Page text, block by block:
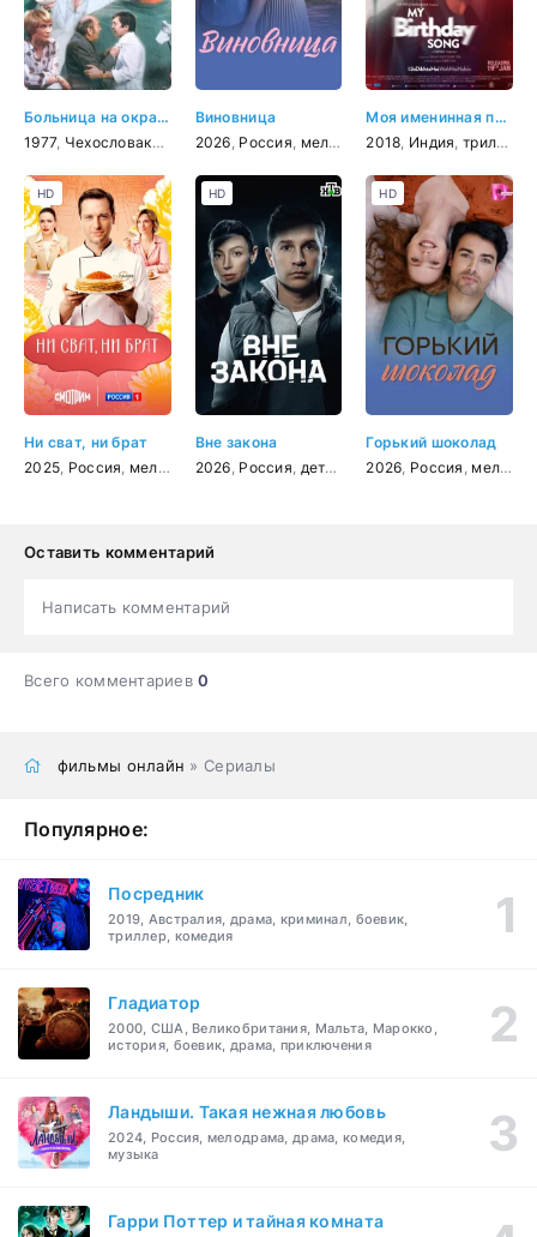
Больница на окраине города
1977, Чехословакия драма
Виновница
2026 Россия мелодрама
Моя именинная песнь
2018 Индия триллер
Ни сват, ни брат
2025 Россия мелодрама
HD
Вне закона
2026 Россия детектив ,боевик,криминал,
HD
Горький шоколад
2026 Россия мелодрама
HD
Оставить комментарий
Написать комментарий
Всего комментариев0
фильмы онлайн » Сериалы
Популярное:
Посредник
2019, Австралия, драма, криминал, боевик,
триллер, комедия
Гладиатор
2000, США, Великобритания, Мальта, Марокко,
история, боевик, драма, приключения
Ландыши. Такая нежная любовь
2024, Россия, мелодрама, драма, комедия,
музыка
Гарри Поттер и тайная комната